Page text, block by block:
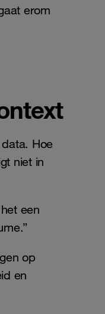
erom
Hoe
niet in
een
op
en